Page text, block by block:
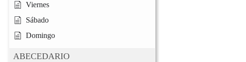
Viernes
Sábado
Domingo
ABECEDARIO